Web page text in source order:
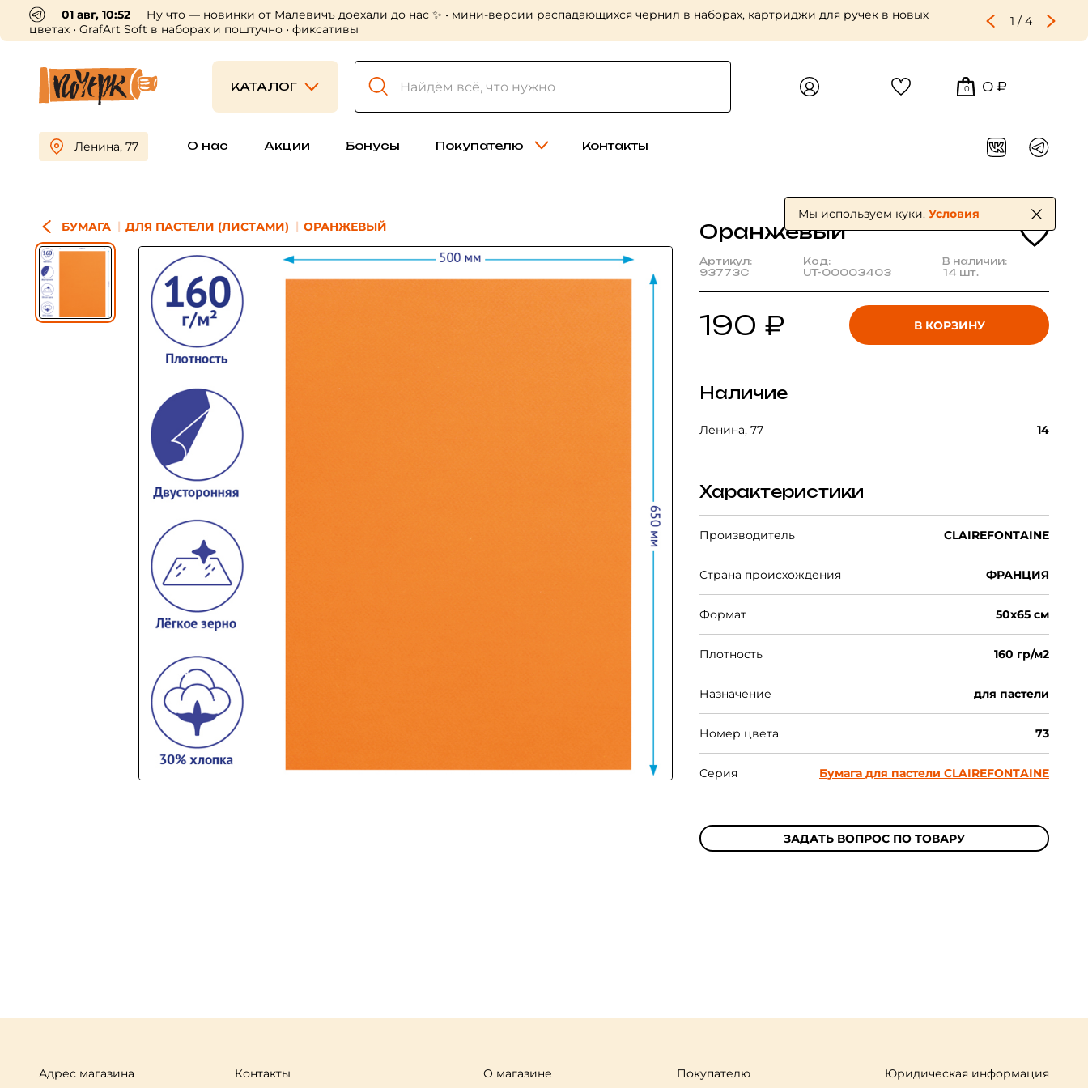
01 авг, 10:52
Ну что — новинки от Малевичъ доехали до нас ✨ • мини-версии распадающихся чернил в наборах, картриджи для ручек в новых
цветах • GrafArt Soft в наборах и поштучно • фиксативы
1 / 4
КАТАЛОГ 0 0 ₽
Ленина, 77 О нас Акции Бонусы Покупателю Контакты
БУМАГА ДЛЯ ПАСТЕЛИ (ЛИСТАМИ) ОРАНЖЕВЫЙ Оранжевый
Артикул:
93773C
Код:
UT-00003403
В наличии:
14 шт.
190 ₽ В КОРЗИНУ
Наличие
Ленина, 77 14
Характеристики
Производитель CLAIREFONTAINE
Страна происхождения ФРАНЦИЯ
Формат 50х65 см
Плотность 160 гр/м2
Назначение для пастели
Номер цвета 73
Серия Бумага для пастели CLAIREFONTAINE
ЗАДАТЬ ВОПРОС ПО ТОВАРУ
Адрес магазина Контакты О магазине Покупателю Юридическая информация
Мы используем куки. Условия